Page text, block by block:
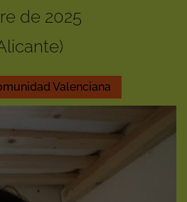
de 2025
Valenciana